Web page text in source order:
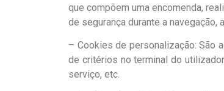
que compõem uma encomenda,
de segurança durante a
– Cookies de personalização: São
de critérios no terminal do
serviço, etc.